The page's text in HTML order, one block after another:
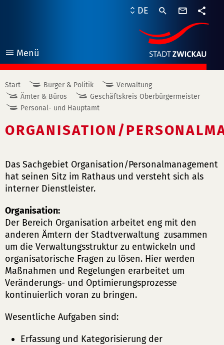
Menü
öffnen
DE
Start Bürger & Politik
Verwaltung
Ämter & Büros
Geschäftskreis Oberbürgermeister
Personal- und Hauptamt
ORGANISATION/
Das Sachgebiet Organisation/Personalmanagement
hat seinen Sitz im Rathaus und versteht sich als
interner Dienstleister.
Organisation:
Der Bereich Organisation arbeitet eng mit den
anderen Ämtern der Stadtverwaltung zusammen
um die Verwaltungsstruktur zu entwickeln und
organisatorische Fragen zu lösen. Hier werden
Maßnahmen und Regelungen erarbeitet um
Veränderungs- und Optimierungsprozesse
kontinuierlich voran zu bringen.
Wesentliche Aufgaben sind:
Erfassung und Kategorisierung der